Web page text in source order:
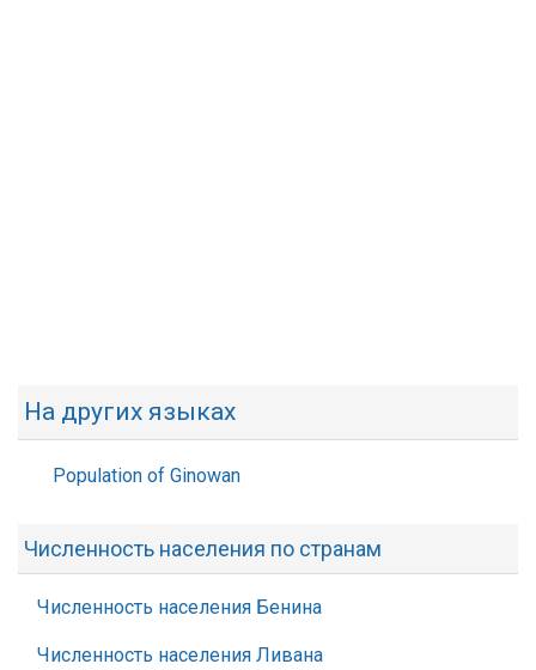
На других языках
Population of Ginowan
Численность населения по странам
Численность населения Бенина
Численность населения Ливана